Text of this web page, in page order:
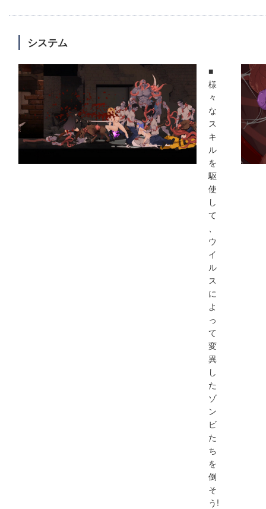
システム
■
様
々
な
ス
キ
ル
を
駆
使
し
て
ウ
イ
ル
ス
に
よ
っ
て
変
異
し
た
ゾ
ン
ビ
た
ち
を
倒
そ
う!